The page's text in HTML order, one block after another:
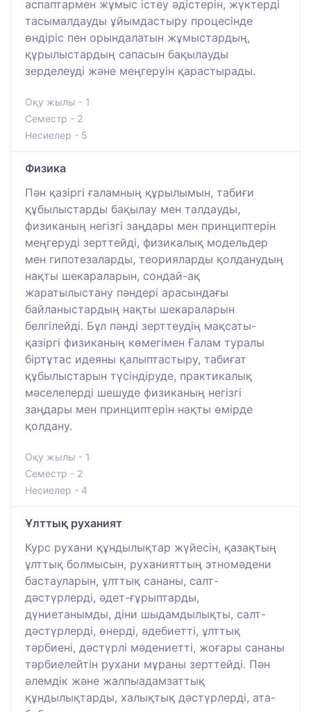
аспаптармен жұмыс істеу әдістерін, жүктерді
тасымалдауды ұйымдастыру процесінде
өндіріс пен орындалатын жұмыстардың,
құрылыстардың сапасын бақылауды
зерделеуді және меңгеруін қарастырады.
Оқу жылы - 1
Семестр - 2
Несиелер - 5
Физика
Пән қазіргі ғаламның құрылымын, табиғи
құбылыстарды бақылау мен талдауды,
физиканың негізгі заңдары мен принциптерін
меңгеруді зерттейді, физикалық модельдер
мен гипотезаларды, теорияларды қолданудың
нақты шекараларын, сондай-ақ
жаратылыстану пәндері арасындағы
байланыстардың нақты шекараларын
белгілейді. Бұл пәнді зерттеудің мақсаты-
қазіргі физиканың көмегімен Ғалам туралы
біртұтас идеяны қалыптастыру, табиғат
құбылыстарын түсіндіруде, практикалық
мәселелерді шешуде физиканың негізгі
заңдары мен принциптерін нақты өмірде
қолдану.
Оқу жылы - 1
Семестр - 2
Несиелер - 4
Ұлттық руханият
Курс рухани құндылықтар жүйесін, қазақтың
ұлттық болмысын, руханияттың этномәдени
бастауларын, ұлттық сананы, салт-
дәстүрлерді, әдет-ғұрыптарды,
дүниетанымды, діни шыдамдылықты, салт-
дәстүрлерді, өнерді, әдебиетті, ұлттық
тәрбиені, дәстүрлі мәдениетті, жоғары сананы
тәрбиелейтін рухани мұраны зерттейді. Пән
әлемдік және жалпыадамзаттық
құндылықтарды, халықтық дәстүрлерді, ата-